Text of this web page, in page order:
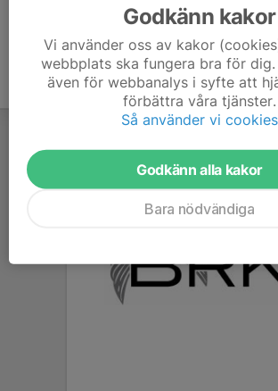
Godkänn kakor
Vi använder oss av kakor
webbplats ska fungera bra för dig.
även för webbanalys i syfte att
förbättra våra tjänster.
Så använder vi cookies
Godkänn alla kakor
Bara nödvändiga